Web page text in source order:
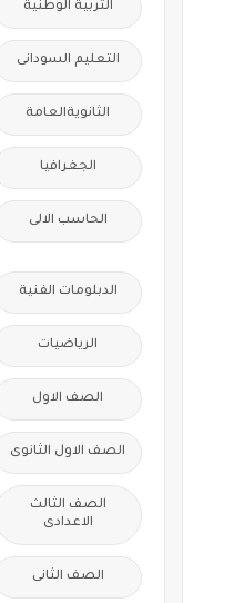
التربية الوطنية
التعليم السودانى
الثانويةالعامة
الجغرافيا
الحاسب الالى
الدبلومات الفنية
الرياضيات
الصف الاول
الصف الاول الثانوى
الصف الثالث
الاعدادى
الصف الثانى